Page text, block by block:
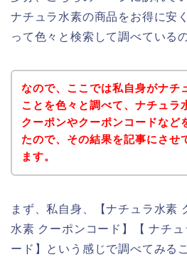
ナチュラ水素の商品をお得に安
って色々と検索して調べている
なので、ここでは私自身がナチ
ことを色々と調べて、ナチュラ
クーポンやクーポンコードなど
たので、その結果を記事にさせ
ます。
まず、私自身、【ナチュラ水素
水素 クーポンコード】【 ナチ
ード】という感じで調べてみる